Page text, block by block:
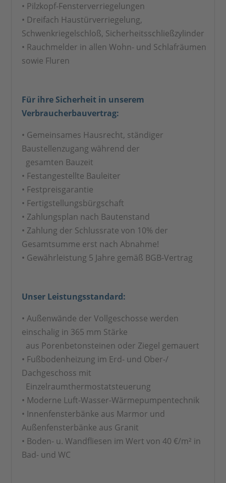
• Pilzkopf-Fensterverriegelungen
• Dreifach Haustürverriegelung,
Schwenkriegelschloß, Sicherheitsschließzylinder
• Rauchmelder in allen Wohn- und Schlafräumen
sowie Fluren
Für ihre Sicherheit in unserem
Verbraucherbauvertrag:
• Gemeinsames Hausrecht, ständiger
Baustellenzugang während der
gesamten Bauzeit
• Festangestellte Bauleiter
• Festpreisgarantie
• Fertigstellungsbürgschaft
• Zahlungsplan nach Bautenstand
• Zahlung der Schlussrate von 10% der
Gesamtsumme erst nach Abnahme!
• Gewährleistung 5 Jahre gemäß BGB-Vertrag
Unser Leistungsstandard:
• Außenwände der Vollgeschosse werden
einschalig in 365 mm Stärke
aus Porenbetonsteinen oder Ziegel gemauert
• Fußbodenheizung im Erd- und Ober-/
Dachgeschoss mit
Einzelraumthermostatsteuerung
• Moderne Luft-Wasser-Wärmepumpentechnik
• Innenfensterbänke aus Marmor und
Außenfensterbänke aus Granit
• Boden- u. Wandfliesen im Wert von 40 €/m² in
Bad- und WC